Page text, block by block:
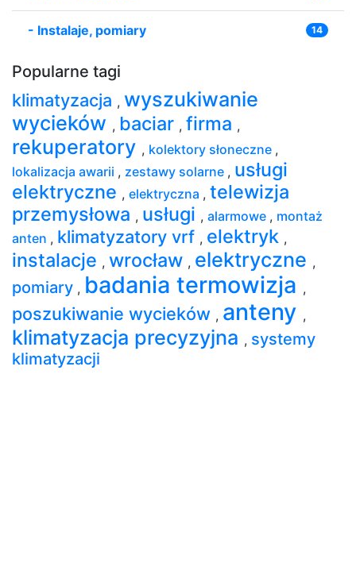
- Instalaje, pomiary 14
Popularne tagi
klimatyzacja , wyszukiwanie
wycieków , baciar , firma ,
rekuperatory , kolektory słoneczne ,
lokalizacja awarii , zestawy solarne , usługi
elektryczne , elektryczna , telewizja
przemysłowa , usługi , alarmowe , montaż
anten , klimatyzatory vrf , elektryk ,
instalacje , wrocław , elektryczne ,
pomiary , badania termowizja ,
poszukiwanie wycieków , anteny ,
klimatyzacja precyzyjna , systemy
klimatyzacji